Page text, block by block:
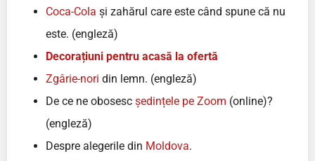
Coca-Cola și zahărul care este când spune că nu
este. (engleză)
Decorațiuni pentru acasă la ofertă
Zgârie-nori din lemn. (engleză)
De ce ne obosesc ședințele pe Zoom (online)?
(engleză)
Despre alegerile din Moldova.